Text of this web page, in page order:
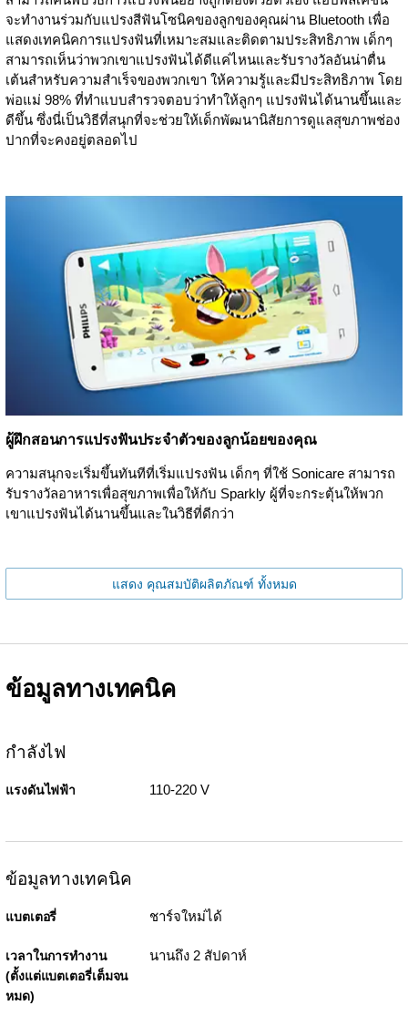
จะทำงานร่วมกับแปรงสีฟันโซนิคของลูกของคุณผ่าน Bluetooth เพื่อ
แสดงเทคนิคการแปรงฟันที่เหมาะสมและติดตามประสิทธิภาพ เด็กๆ
สามารถเห็นว่าพวกเขาแปรงฟันได้ดีแค่ไหนและรับรางวัลอันน่าตื่น
เต้นสำหรับความสำเร็จของพวกเขา ให้ความรู้และมีประสิทธิภาพ โดย
พ่อแม่ 98% ที่ทำแบบสำรวจตอบว่าทำให้ลูกๆ แปรงฟันได้นานขึ้นและ
ดีขึ้น ซึ่งนี่เป็นวิธีที่สนุกที่จะช่วยให้เด็กพัฒนานิสัยการดูแลสุขภาพช่อง
ปากที่จะคงอยู่ตลอดไป
ผู้ฝึกสอนการแปรงฟันประจำตัวของลูกน้อยของคุณ
ความสนุกจะเริ่มขึ้นทันทีที่เริ่มแปรงฟัน เด็กๆ ที่ใช้ Sonicare สามารถ
รับรางวัลอาหารเพื่อสุขภาพเพื่อให้กับ Sparkly ผู้ที่จะกระตุ้นให้พวก
เขาแปรงฟันได้นานขึ้นและในวิธีที่ดีกว่า
แสดง คุณสมบัติผลิตภัณฑ์ ทั้งหมด
ข้อมูลทางเทคนิค
กำลังไฟ
แรงดันไฟฟ้า 110-220 V
ข้อมูลทางเทคนิค
แบตเตอรี่ ชาร์จใหม่ได้
เวลาในการทำงาน
(ตั้งแต่แบตเตอรี่เต็มจน
หมด)
นานถึง 2 สัปดาห์